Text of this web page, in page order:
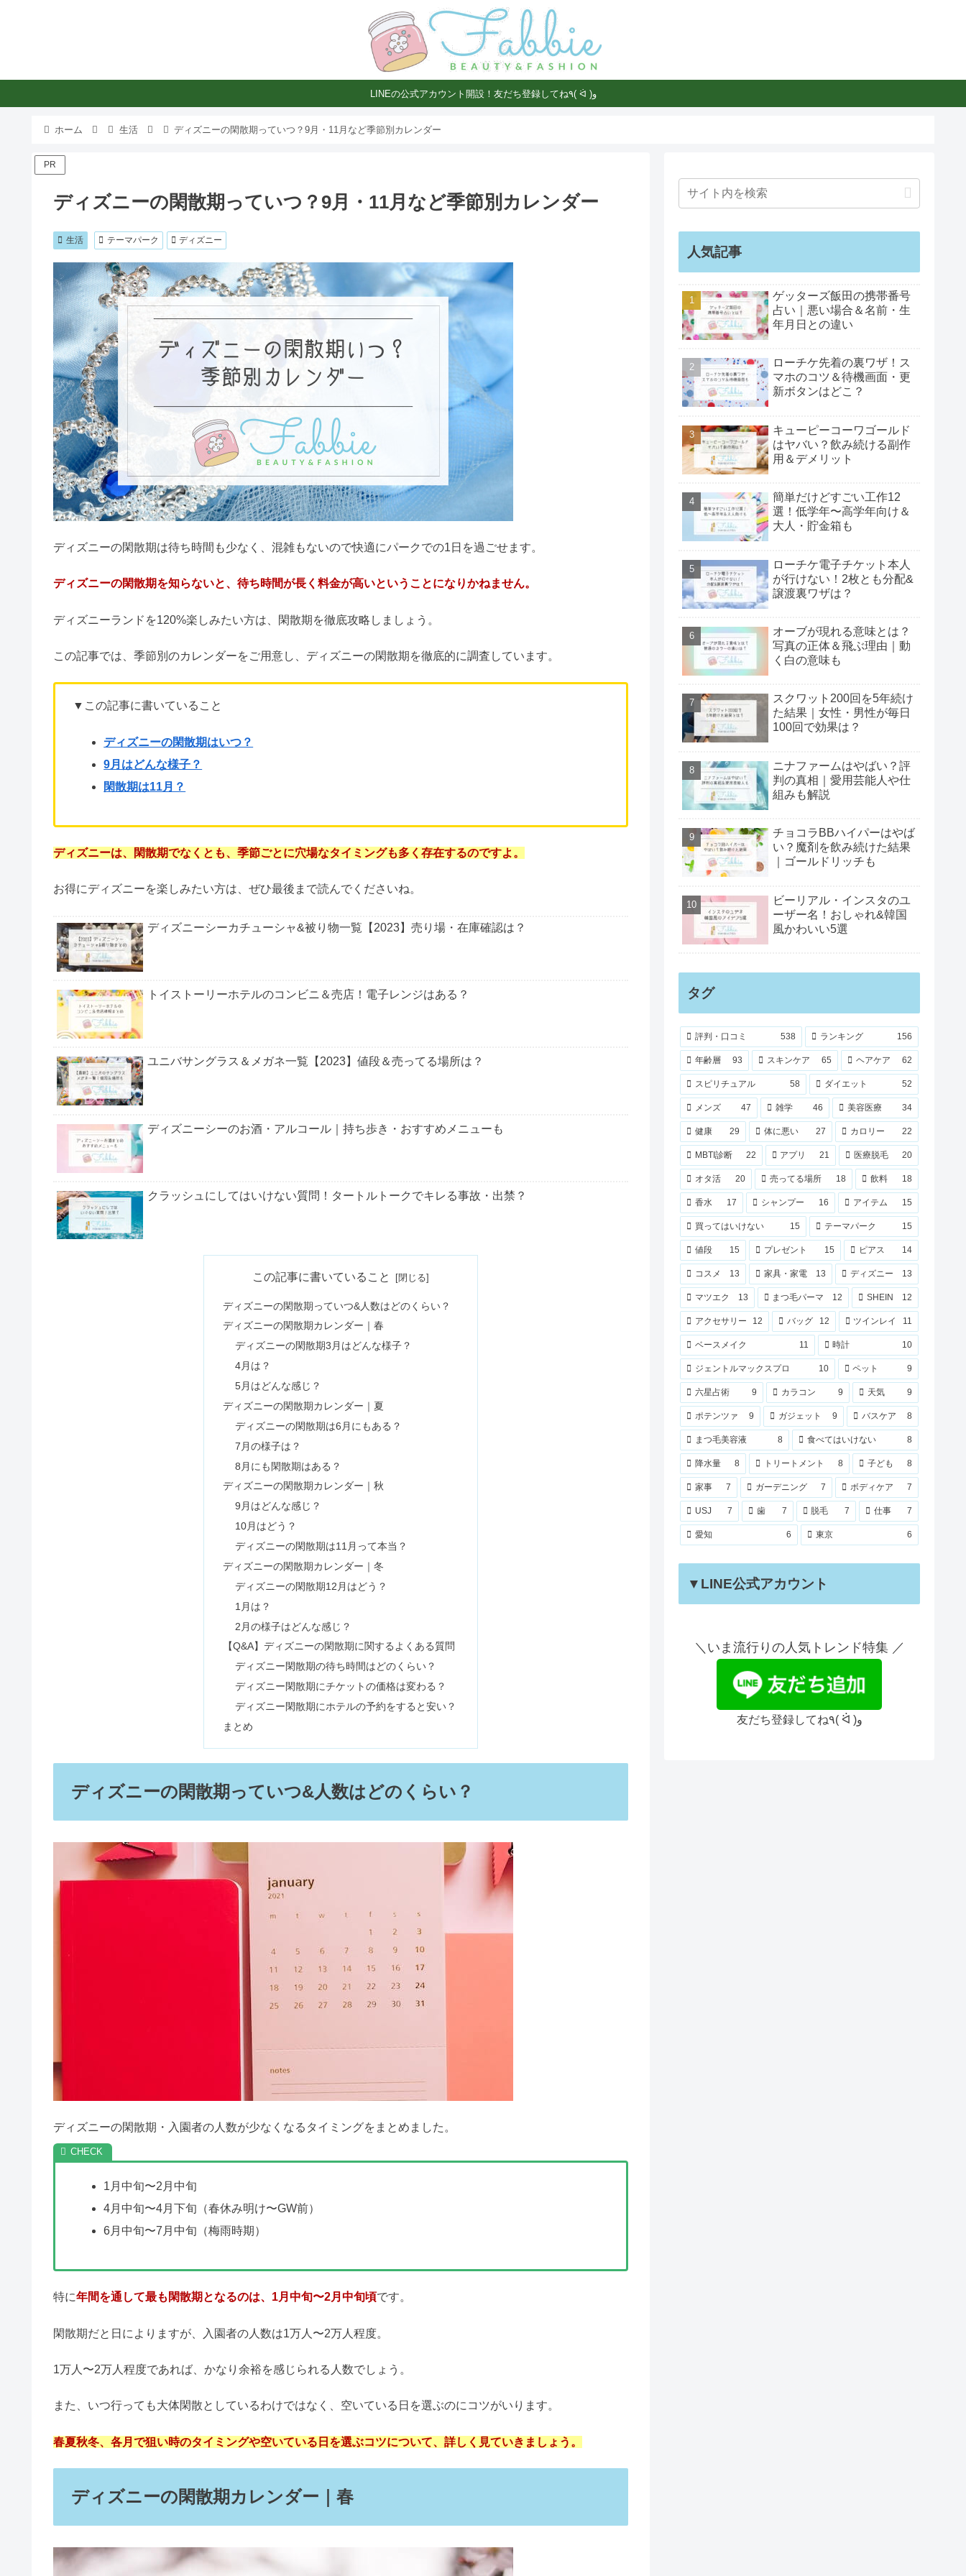
LINEの公式アカウント開設！友だち登録してね٩( ᐛ )و
ホーム 生活 ディズニーの閑散期っていつ？9月・11月など季節別カレンダー
PR
ディズニーの閑散期っていつ？9月・11月など季節別カレンダー
生活 テーマパーク ディズニー
ディズニーの閑散期は待ち時間も少なく、混雑もないので快適にパークでの1日を過ごせます。
ディズニーの閑散期を知らないと、待ち時間が長く料金が高いということになりかねません。
ディズニーの閑散期はいつ？
閑散期は11月？
ディズニーは、閑散期でなくとも、季節ごとに穴場なタイミングも多く存在するのですよ。
お得にディズニーを楽しみたい方は、ぜひ最後まで読んでくださいね。
トイストーリーホテルのコンビニ＆売店！電子レンジはある？
ユニバサングラス＆メガネ一覧【2023】値段＆売ってる場所は？
ディズニーシーのお酒・アルコール｜持ち歩き・おすすめメニューも
クラッシュにしてはいけない質問！タートルトークでキレる事故・出禁？
ディズニーランド＆シーのプリクラはどこ？イクスピアリ以外は？
サンリオピューロランドは怖い・がっかり？滞在時間・絶叫系の口コミ
ディズニーシー開園時間は早まる！今日何時から並ぶ？待ち場所も
ソアリンは怖い＆酔う？隠れミッキー＆絵の仕組みも｜つまらない？
スペースマウンテンに怖いお札？浮遊感や速度で酔う？
バケーションパッケージ予約いつから？料金＆コツ【完全版】
スペースマウンテン休止いつまで？他のディズニシーアトラクションも
バケーションパッケージで後悔&高い？当日の流れ・攻略法も
センターオブジアースは怖い？怖さレベル＆落ちる回数や浮遊感は？
ニジゲンノモリは最悪＆失敗？無料で楽しめるor料金が高い？
パワーアップバンドはいらない？使い回しOK？値段・事前購入も
西武園ゆうえんちはひどい＆最悪？リニューアル失敗？【口コミ】
この記事に書いていること
4月は？
7月の様子は？
8月にも閑散期はある？
ディズニーの閑散期カレンダー｜秋
10月はどう？
ディズニーの閑散期は11月って本当？
ディズニーの閑散期カレンダー｜冬
ディズニーの閑散期12月はどう？
【Q&A】ディズニーの閑散期に関するよくある質問
ディズニー閑散期の待ち時間はどのくらい？
ディズニー閑散期にホテルの予約をすると安い？
ディズニーの閑散期っていつ&人数はどのくらい？
ディズニーの閑散期・入園者の人数が少なくなるタイミングをまとめました。
人気記事
ゲッターズ飯田の携帯番号
占い｜悪い場合＆名前・生
年月日との違い
ローチケ先着の裏ワザ！ス
マホのコツ＆待機画面・更
新ボタンはどこ？
キューピーコーワゴールド
はヤバい？飲み続ける副作
用＆デメリット
簡単だけどすごい工作12
選！低学年〜高学年向け＆
大人・貯金箱も
ローチケ電子チケット本人
が行けない！2枚とも分配&
譲渡裏ワザは？
オーブが現れる意味とは？
写真の正体＆飛ぶ理由｜動
く白の意味も
スクワット200回を5年続け
た結果｜女性・男性が毎日
100回で効果は？
ニナファームはやばい？評
判の真相｜愛用芸能人や仕
組みも解説
チョコラBBハイパーはやば
い？魔剤を飲み続けた結果
｜ゴールドリッチも
ビーリアル・インスタのユ
ーザー名！おしゃれ&韓国
風かわいい5選
タグ
評判・口コミ 538 ランキング 156
年齢層 93 スキンケア 65 ヘアケア 62
スピリチュアル 58 ダイエット 52
メンズ 47 雑学 46 美容医療 34
健康 29 体に悪い 27 カロリー 22
MBTI診断 22 アプリ 21 医療脱毛 20
オタ活 20 売ってる場所 18 飲料 18
香水 17 シャンプー 16 アイテム 15
買ってはいけない 15 テーマパーク 15
値段 15 プレゼント 15 ピアス 14
コスメ 13 家具・家電 13 ディズニー 13
マツエク 13 まつ毛パーマ 12 SHEIN 12
アクセサリー 12 バッグ 12 ツインレイ 11
ベースメイク 11 時計 10
ジェントルマックスプロ 10 ペット 9
六星占術 9 カラコン 9 天気 9
ポテンツァ 9 ガジェット 9 バスケア 8
まつ毛美容液 8 食べてはいけない 8
降水量 8 トリートメント 8 子ども 8
家事 7 ガーデニング 7 ボディケア 7
USJ 7 歯 7 脱毛 7 仕事 7
愛知 6 東京 6
▼LINE公式アカウント
＼いま流行りの人気トレンド特集 ／
友だち登録してね٩( ᐛ )و